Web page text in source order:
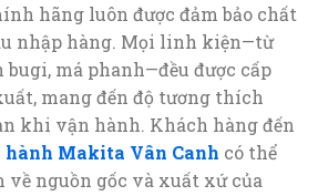
hãng luôn được đảm bảo chất
nhập hàng. Mọi linh kiện—từ
bugi, má phanh—đều được cấp
mang đến độ tương thích
khi vận hành. Khách hàng đến
hành Makita Vân Canh có thể
về nguồn gốc và xuất xứ của